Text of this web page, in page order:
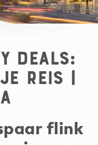
Deals:
je reis |
flink